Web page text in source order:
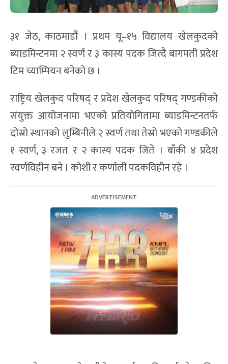
३१ जेठ, काठमाडौं । प्रथम यू–१५ विद्यालय खेलकुदको
ब्याडमिन्टनमा २ स्वर्ण र ३ कास्य पदक जित्दै बागमती प्रदेश
टिम च्याम्पियन बनेको छ ।
राष्ट्रिय खेलकुद परिषद् र प्रदेश खेलकुद परिषद् गण्डकीको
संयुक्त आयोजनामा भएको प्रतियोगितामा ब्याडमिन्टनतर्फ
दोस्रो स्थानको लुम्बिनीले २ स्वर्ण तथा तेस्रो भएको गण्डकीले
१ स्वर्ण, ३ रजत र २ कास्य पदक जिते । बाँकी ४ प्रदेश
स्वर्णविहीन बने । कोशी र कर्णाली पदकविहीन रहे ।